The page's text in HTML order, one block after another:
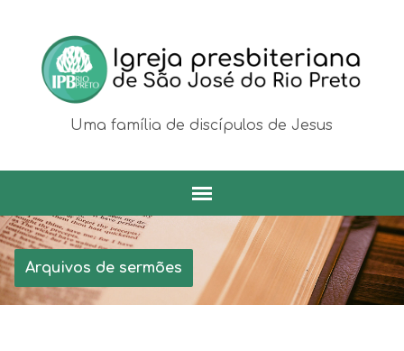
Uma família de discípulos de Jesus
Arquivos de sermões